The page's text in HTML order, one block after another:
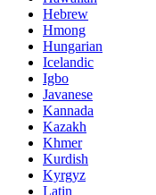
Hebrew
Hmong
Hungarian
Icelandic
Igbo
Javanese
Kannada
Kazakh
Khmer
Kurdish
Kyrgyz
Latin